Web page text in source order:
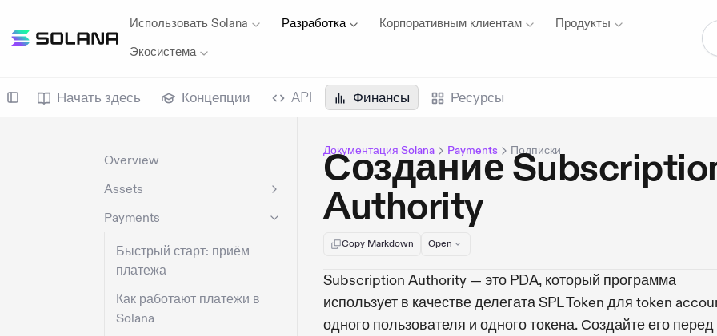
Использовать Solana Разработка Корпоративным клиентам
Продукты
Экосистема
Начать здесь Концепции API Финансы Ресурсы
Overview
Assets
Payments
Быстрый старт: приём
платежа
Как работают платежи в
Solana
Документация Solana Payments Подписки
Создание
Authority
Copy Markdown Open
Subscription Authority — это PDA, который программа
использует в качестве делегата SPL Token для token
одного пользователя и одного токена. Создайте его перед